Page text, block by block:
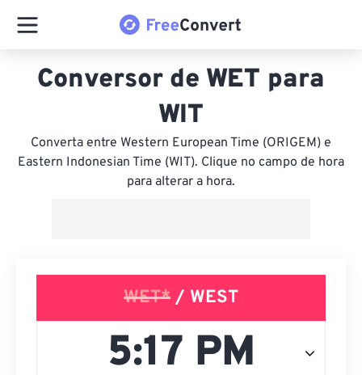
Conversor de WET para
WIT
Converta entre Western European Time (ORIGEM) e
Eastern Indonesian Time (WIT). Clique no campo de hora
para alterar a hora.
WET* / WEST